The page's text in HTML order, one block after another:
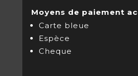
Moyens de paiement
Carte bleue
Espèce
Cheque